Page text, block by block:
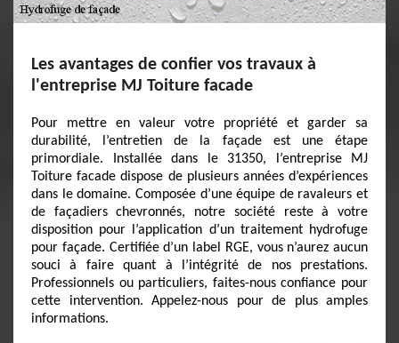
Les avantages de confier vos travaux à
l'entreprise MJ Toiture facade
Pour mettre en valeur votre propriété et garder sa
durabilité, l’entretien de la façade est une étape
primordiale. Installée dans le 31350, l’entreprise MJ
Toiture facade dispose de plusieurs années d’expériences
dans le domaine. Composée d’une équipe de ravaleurs et
de façadiers chevronnés, notre société reste à votre
disposition pour l’application d’un traitement hydrofuge
pour façade. Certifiée d’un label RGE, vous n’aurez aucun
souci à faire quant à l’intégrité de nos prestations.
Professionnels ou particuliers, faites-nous confiance pour
cette intervention. Appelez-nous pour de plus amples
informations.